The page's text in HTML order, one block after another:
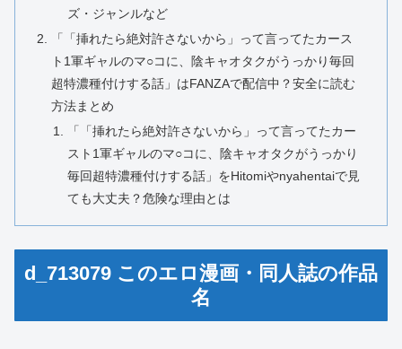
ズ・ジャンルなど
「「挿れたら絶対許さないから」って言ってたカース
ト1軍ギャルのマ○コに、陰キャオタクがうっかり毎回
超特濃種付けする話」はFANZAで配信中？安全に読む
方法まとめ
「「挿れたら絶対許さないから」って言ってたカー
スト1軍ギャルのマ○コに、陰キャオタクがうっかり
毎回超特濃種付けする話」をHitomiやnyahentaiで見
ても大丈夫？危険な理由とは
d_713079 このエロ漫画・同人誌の作品
名